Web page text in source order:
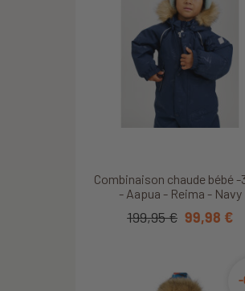
Combinaison chaude bébé -
- Aapua - Reima - Navy
199,95 € 99,98 €
-